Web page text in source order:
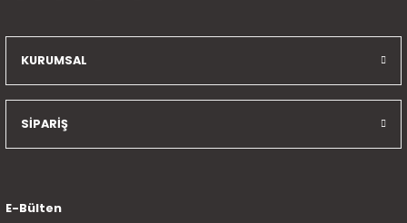
KURUMSAL
SİPARİŞ
E-Bülten